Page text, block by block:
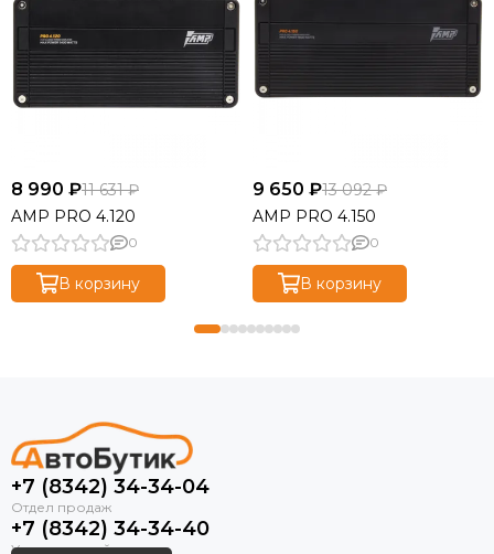
8 990 ₽11 631 ₽
AMP PRO 4.120
0
В корзину
9 650 ₽13 092 ₽
AMP PRO 4.150
0
В корзину
+7 (8342) 34-34-04
+7 (8342) 34-34-40